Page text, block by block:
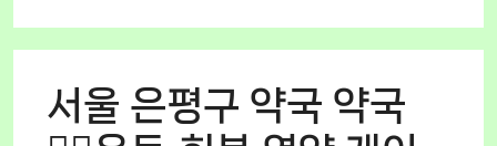
서울 은평구 약국 약국